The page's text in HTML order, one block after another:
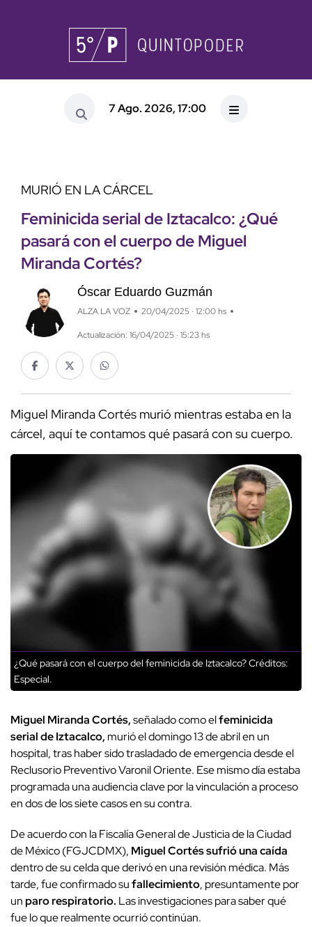
7 Ago. 2026, 17:00
MURIÓ EN LA CÁRCEL
Feminicida serial de Iztacalco: ¿Qué
pasará con el cuerpo de Miguel
Miranda Cortés?
Óscar Eduardo Guzmán
ALZA LA VOZ 20/04/2025 · 12:00 hs
Actualización: 16/04/2025 · 15:23 hs
Miguel Miranda Cortés murió mientras estaba en la
cárcel, aquí te contamos qué pasará con su cuerpo.
¿Qué pasará con el cuerpo del feminicida de Iztacalco?Créditos:
Especial.
Miguel Miranda Cortés,señalado como elfeminicida
serial de Iztacalco, murió el domingo 13 de abril en un
hospital, tras haber sido trasladado de emergencia desde el
Reclusorio Preventivo Varonil Oriente. Ese mismo día estaba
programada una audiencia clave por la vinculación a proceso
en dos de los siete casos en su contra.
De acuerdo con la Fiscalía General de Justicia de la Ciudad
de México(FGJCDMX), MiguelCortés sufrió una caída
dentro de su celda que derivó en una revisión médica. Más
tarde, fue confirmado sufallecimiento, presuntamente por
unparo respiratorio. Las investigaciones para saber qué
fue lo que realmente ocurrió continúan.